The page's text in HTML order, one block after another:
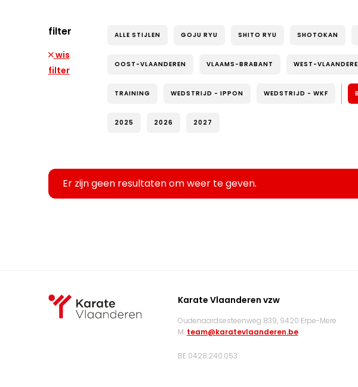
filter
wis
filter
ALLE STIJLEN GOJU RYU SHITO RYU SHOTOKAN
OOST-VLAANDEREN VLAAMS-BRABANT WEST-
TRAINING WEDSTRIJD - IPPON WEDSTRIJD - WKF
2025 2026 2027
Er zijn geen resultaten om weer te geven.
Karate Vlaanderen vzw
Oudenaardsesteenweg 839, 9420 Erpe-Mere
M: team@karatevlaanderen.be
BE 0428.240.053